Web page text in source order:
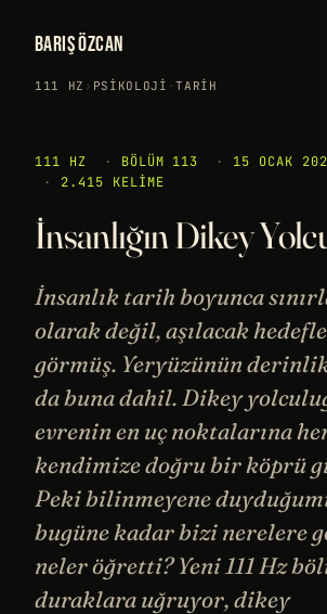
BARIŞ ÖZCAN
111 HZ › PSIKOLOJI ·TARIH
111 HZ · BÖLÜM 113 · 15 OCAK
·
2.415 KELIME
İnsanlığın Dikey
İnsanlık tarih boyunca
olarak değil, aşılacak
görmüş. Yeryüzünün
da buna dahil. Dikey
evrenin en uç noktalarına
kendimize doğru bir köprü
Peki bilinmeyene
bugüne kadar bizi nerelere
neler öğretti? Yeni 111 Hz
duraklara uğruyor, dikey